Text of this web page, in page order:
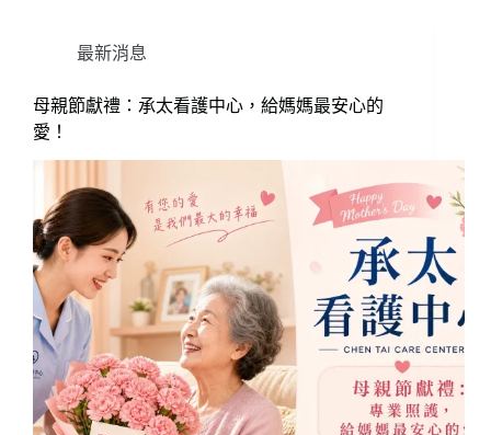
最新消息
母親節獻禮：承太看護中心，給媽媽最安心的
愛！